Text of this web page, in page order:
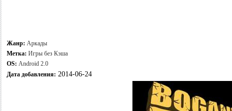
Жанр: Аркады
Метка: Игры без Кэша
OS: Android 2.0
Дата добавления: 2014-06-24